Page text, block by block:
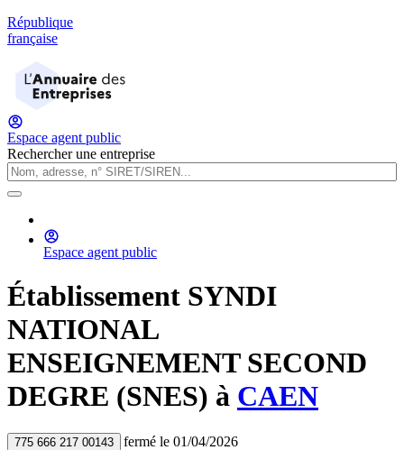
République
française
Espace agent public
Rechercher une entreprise
Espace agent public
Établissement SYNDI
NATIONAL
ENSEIGNEMENT SECOND
DEGRE (SNES) à CAEN
775 666 217 00143 fermé le 01/04/2026